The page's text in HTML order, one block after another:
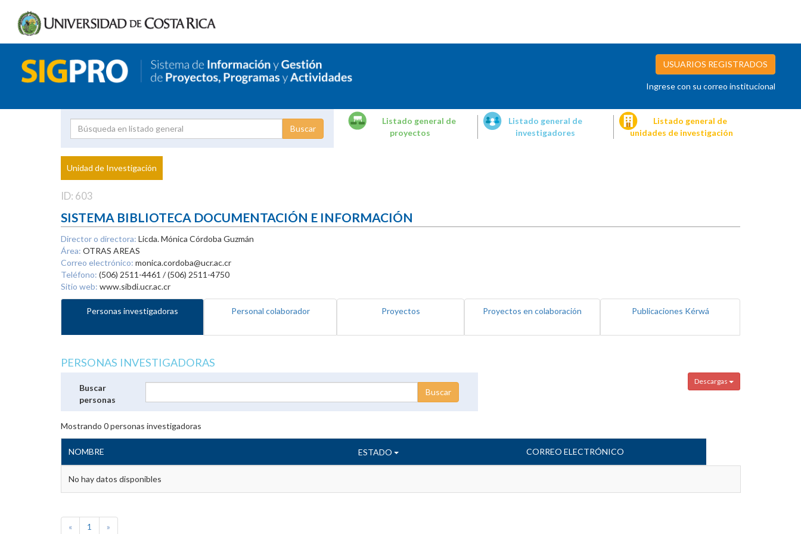
USUARIOS REGISTRADOS
Ingrese con su correo institucional
Proyecto
Investigador
Listado general de
proyectos
Listado general de
investigadores
Listado general de
unidades de investigación
Unidad de Investigación
ID: 603
SISTEMA BIBLIOTECA DOCUMENTACIÓN E INFORMACIÓN
Director o directora: Licda. Mónica Córdoba Guzmán
Área: OTRAS AREAS
Correo electrónico: monica.cordoba@ucr.ac.cr
Teléfono: (506) 2511-4461 / (506) 2511-4750
Sitio web: www.sibdi.ucr.ac.cr
Personas investigadoras Personal colaborador Proyectos Proyectos en colaboración Publicaciones Kérwá
PERSONAS INVESTIGADORAS
Descargas
Buscar
personas
Mostrando 0personas investigadoras
NOMBRE ESTADO CORREO ELECTRÓNICO
No hay datos disponibles
« 1 »